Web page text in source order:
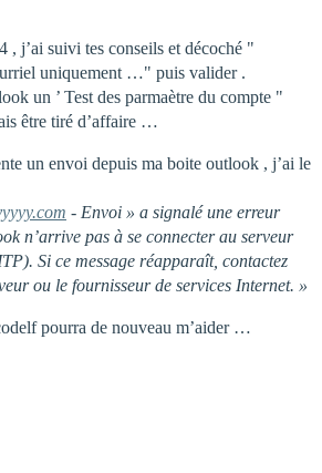
, j’ai suivi tes conseils et décoché "
uniquement …" puis valider .
un ’ Test des parmaètre du compte "
être tiré d’affaire …
un envoi depuis ma boite outlook , j’ai le
- Envoi » a signalé une erreur
n’arrive pas à se connecter au serveur
Si ce message réapparaît, contactez
ou le fournisseur de services Internet. »
pourra de nouveau m’aider …